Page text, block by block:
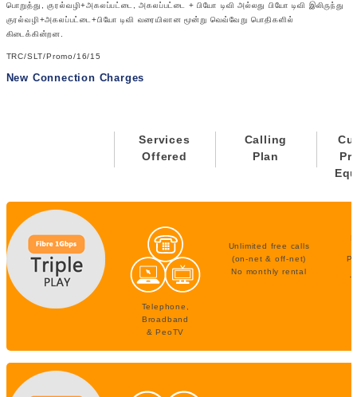
பொறுத்து, குரல்வழி+அகலப்பட்டை, அகலப்பட்டை + பியோ டிவி அல்லது பியோ டிவி இலிருந்து
குரல்வழி+அகலப்பட்டை+பியோ டிவி வரையிலான மூன்று வெவ்வேறு பொதிகளில்
கிடைக்கின்றன.
TRC/SLT/Promo/16/15
New Connection Charges
Services
Offered
Calling
Plan
Telephone,
Broadband
& PeoTV
Unlimited free calls
(on-net & off-net)
No monthly rental